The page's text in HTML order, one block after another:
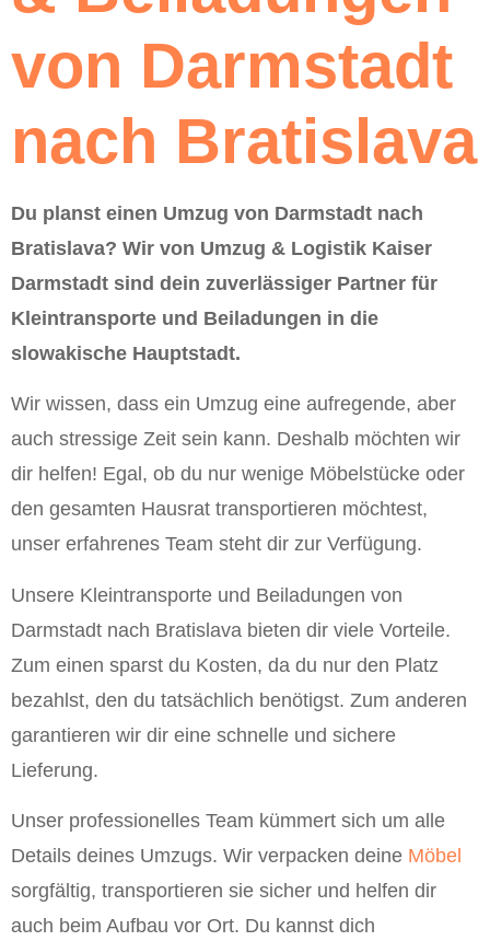
von Darmstadt
nach Bratislava
Du planst einen Umzug von Darmstadt nach
Bratislava? Wir von Umzug & Logistik Kaiser
Darmstadt sind dein zuverlässiger Partner für
Kleintransporte und Beiladungen in die
slowakische Hauptstadt.
Wir wissen, dass ein Umzug eine aufregende, aber
auch stressige Zeit sein kann. Deshalb möchten wir
dir helfen! Egal, ob du nur wenige Möbelstücke oder
den gesamten Hausrat transportieren möchtest,
unser erfahrenes Team steht dir zur Verfügung.
Unsere Kleintransporte und Beiladungen von
Darmstadt nach Bratislava bieten dir viele Vorteile.
Zum einen sparst du Kosten, da du nur den Platz
bezahlst, den du tatsächlich benötigst. Zum anderen
garantieren wir dir eine schnelle und sichere
Lieferung.
Unser professionelles Team kümmert sich um alle
Details deines Umzugs. Wir verpacken deine Möbel
sorgfältig, transportieren sie sicher und helfen dir
auch beim Aufbau vor Ort. Du kannst dich